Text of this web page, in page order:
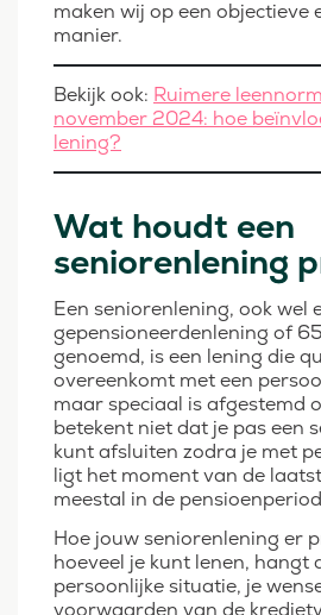
maken wij op een objectieve
manier.
Bekijk ook: Ruimere
november 2024: hoe
lening?
Wat houdt een
seniorenlening
Een seniorenlening, ook wel
gepensioneerdenlening of
genoemd, is een lening die
overeenkomt met een
maar speciaal is afgestemd
betekent niet dat je pas een
kunt afsluiten zodra je met
ligt het moment van de
meestal in de
Hoe jouw seniorenlening er
hoeveel je kunt lenen, hangt
persoonlijke situatie, je
voorwaarden van de